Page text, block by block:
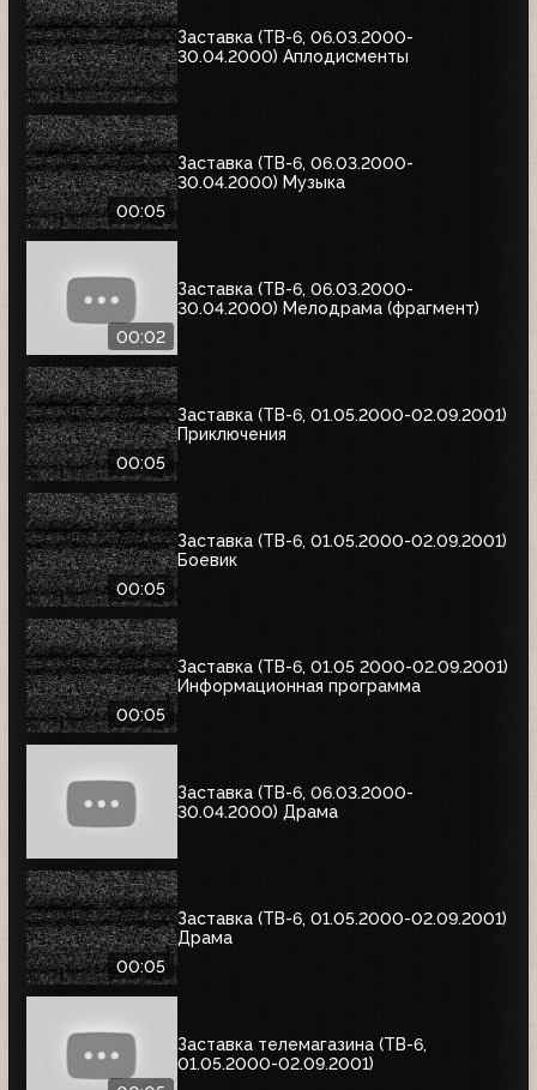
Заставка (ТВ-6, 06.03.2000-
30.04.2000) Аплодисменты
00:05
Заставка (ТВ-6, 06.03.2000-
30.04.2000) Музыка
00:02
Заставка (ТВ-6, 06.03.2000-
30.04.2000) Мелодрама (фрагмент)
00:05
Заставка (ТВ-6, 01.05.2000-02.09.2001)
Приключения
00:05
Заставка (ТВ-6, 01.05.2000-02.09.2001)
Боевик
00:05
Заставка (ТВ-6, 01.05 2000-02.09.2001)
Информационная программа
Заставка (ТВ-6, 06.03.2000-
30.04.2000) Драма
00:05
Заставка (ТВ-6, 01.05.2000-02.09.2001)
Драма
Заставка телемагазина (ТВ-6,
01.05.2000-02.09.2001)